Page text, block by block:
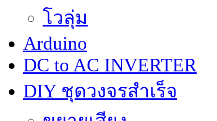
โวลุ่ม
Arduino
DC to AC INVERTER
DIY ชุดวงจรสำเร็จ